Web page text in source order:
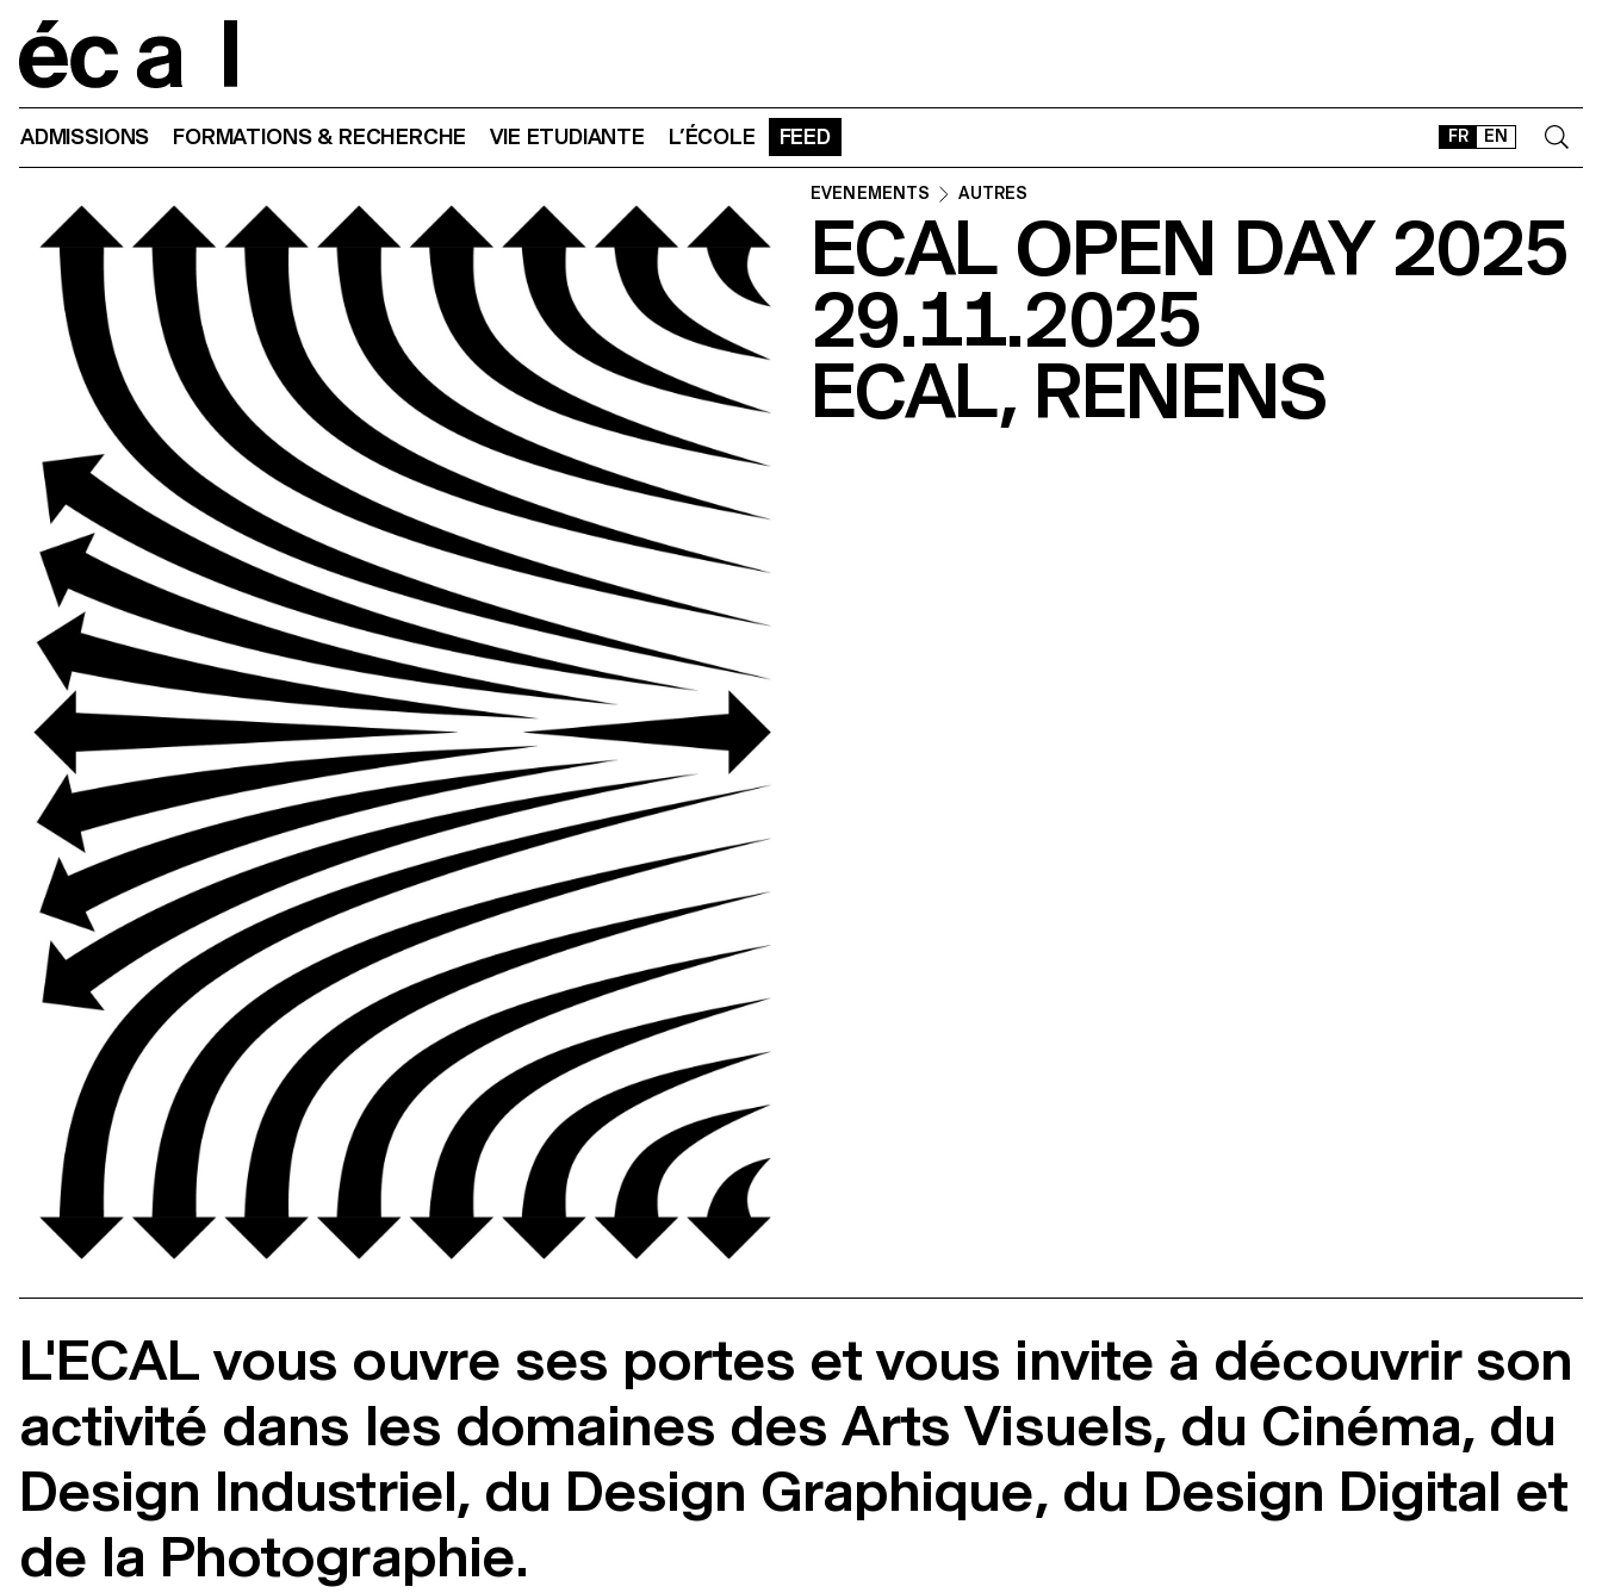
FR EN
ADMISSIONS FORMATIONS & RECHERCHE VIE ETUDIANTE L’ÉCOLE FEED
CONTACT
SHOP
ÉVÉNEMENTS AUTRES
ECAL OPEN DAY 2025
29.11.2025
ECAL, RENENS
L'ECAL vous ouvre ses portes et vous invite à découvrir son
activité dans les domaines des Arts Visuels, du Cinéma, du
Design Industriel, du Design Graphique, du Design Digital et
de la Photographie.